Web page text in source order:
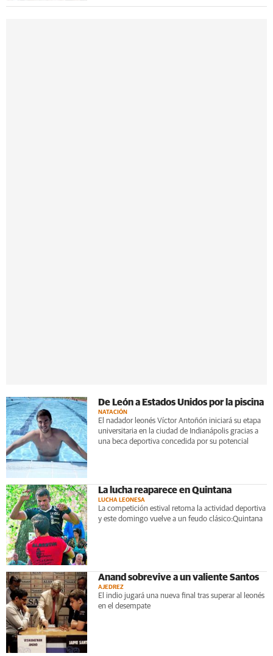
De León a Estados Unidos por la piscina
NATACIÓN
El nadador leonés Víctor Antoñón iniciará su etapa
universitaria en la ciudad de Indianápolis gracias a
una beca deportiva concedida por su potencial
La lucha reaparece en Quintana
LUCHA LEONESA
La competición estival retoma la actividad deportiva
y este domingo vuelve a un feudo clásico:Quintana
Anand sobrevive a un valiente Santos
AJEDREZ
El indio jugará una nueva final tras superar al leonés
en el desempate